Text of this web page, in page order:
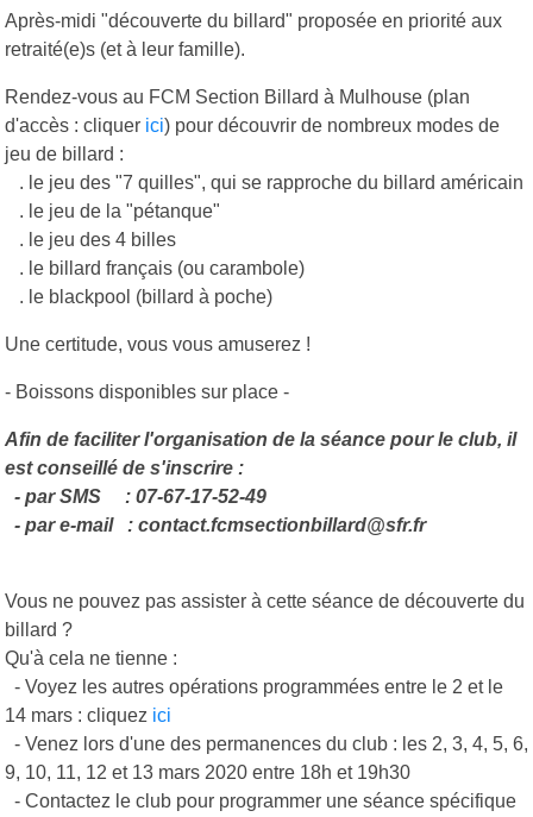
Après-midi "découverte du billard" proposée en priorité aux
retraité(e)s (et à leur famille).
Rendez-vous au FCM Section Billard à Mulhouse (plan
d'accès : cliquer ici) pour découvrir de nombreux modes de
jeu de billard :
. le jeu des "7 quilles", qui se rapproche du billard américain
. le jeu de la "pétanque"
. le jeu des 4 billes
. le billard français (ou carambole)
. le blackpool (billard à poche)
Une certitude, vous vous amuserez !
- Boissons disponibles sur place -
Afin de faciliter l'organisation de la séance pour le club, il
est conseillé de s'inscrire :
- par SMS : 07-67-17-52-49
- par e-mail : contact.fcmsectionbillard@sfr.fr
Vous ne pouvez pas assister à cette séance de découverte du
billard ?
Qu'à cela ne tienne :
- Voyez les autres opérations programmées entre le 2 et le
14 mars : cliquez ici
- Venez lors d'une des permanences du club : les 2, 3, 4, 5, 6,
9, 10, 11, 12 et 13 mars 2020 entre 18h et 19h30
- Contactez le club pour programmer une séance spécifique